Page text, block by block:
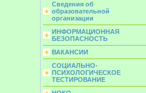
Сведения об
образовательной
организации
ИНФОРМАЦИОННАЯ
БЕЗОПАСНОСТЬ
ВАКАНСИИ
СОЦИАЛЬНО-
ПСИХОЛОГИЧЕСКОЕ
ТЕСТИРОВАНИЕ